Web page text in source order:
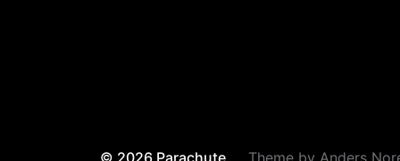
© 2026 Parachute Theme by Anders